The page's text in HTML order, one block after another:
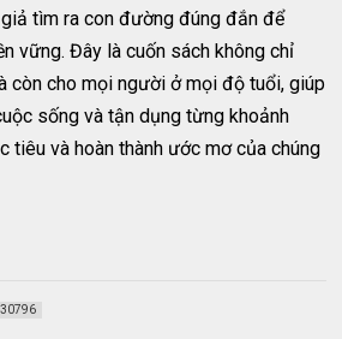
tìm ra con đường đúng đắn để
vững. Đây là cuốn sách không chỉ
còn cho mọi người ở mọi độ tuổi, giúp
sống và tận dụng từng khoảnh
tiêu và hoàn thành ước mơ của chúng
30796